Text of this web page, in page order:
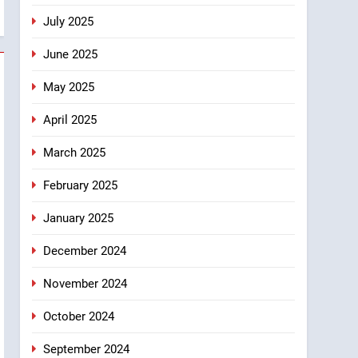
July 2025
June 2025
May 2025
April 2025
March 2025
February 2025
January 2025
December 2024
November 2024
October 2024
September 2024